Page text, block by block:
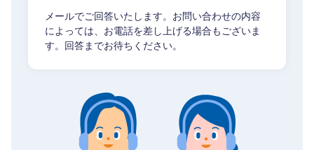
メールでご回答いたします。お問い合わせの内容
によっては、お電話を差し上げる場合もございま
す。回答までお待ちください。